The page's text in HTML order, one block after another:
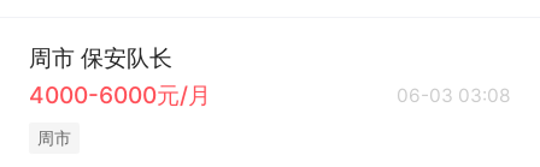
周市 保安队长
4000-6000元/月
06-03 03:08
周市